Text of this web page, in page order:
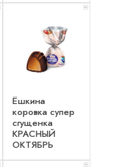
x 2
Ёшкина
коровка супер
сгущенка
КРАСНЫЙ
ОКТЯБРЬ
x 1